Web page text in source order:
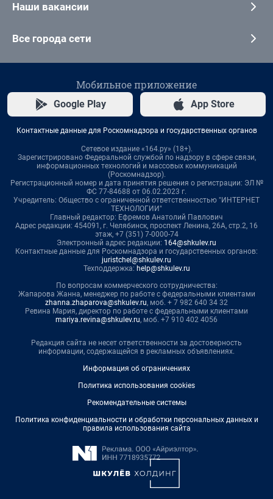
Наши вакансии
Все города сети
Мобильное приложение
Google Play App Store
Контактные данные для Роскомнадзора и государственных органов
Сетевое издание «164.ру» (18+).
Зарегистрировано Федеральной службой по надзору в сфере связи,
информационных технологий и массовых коммуникаций
(Роскомнадзор).
Регистрационный номер и дата принятия решения о регистрации: ЭЛ №
ФС 77-84688 от 06.02.2023 г.
Учредитель: Общество с ограниченной ответственностью "ИНТЕРНЕТ
ТЕХНОЛОГИИ"
Главный редактор: Ефремов Анатолий Павлович
Адрес редакции: 454091, г. Челябинск, проспект Ленина, 26А, стр.2, 16
этаж, +7 (351) 7-0000-74
Электронный адрес редакции: 164@shkulev.ru
Контактные данные для Роскомнадзора и государственных органов:
juristchel@shkulev.ru
Техподдержка: help@shkulev.ru
По вопросам коммерческого сотрудничества:
Жапарова Жанна, менеджер по работе с федеральными клиентами
zhanna.zhaparova@shkulev.ru, моб. + 7 982 640 34 32
Ревина Мария, директор по работе с федеральными клиентами
mariya.revina@shkulev.ru, моб. +7 910 402 4056
Редакция сайта не несет ответственности за достоверность
информации, содержащейся в рекламных объявлениях.
Информация об ограничениях
Политика использования cookies
Рекомендательные системы
Политика конфиденциальности и обработки персональных данных и
правила использования сайта